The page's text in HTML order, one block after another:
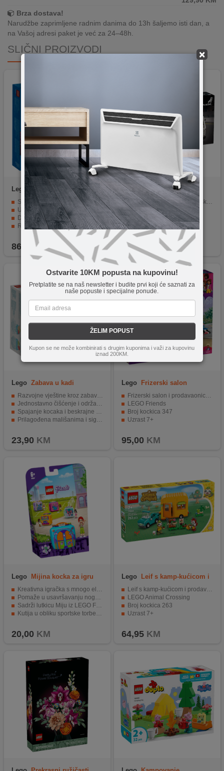
×
Ostvarite 10KM popusta na kupovinu!
Pretplatite se na naš newsletter i budite prvi koji će saznati za
naše popuste i specijalne ponude.
ŽELIM POPUST
Kupon se ne može kombinirati s drugim kuponima i važi za kupovinu
iznad 200KM.
Brza dostava!
Narudžbe zaprimljene radnim danima do 13h šaljemo isti dan, a
na Vašoj adresi paket je već za 24–48h.
SLIČNI PROIZVODI
Lego
Detektivske misije
vodene policije
Set se sastoji od 50 dijelova.
Uključuje tri mini figurice.
Dolazi sa detaljnim uputstvima.
Razvija kreativnost i sposobnost rješavanja problema.
Savršen za djecu od 5 godina pa naviše.
86,90 KM
Lego
Mack LR električni
smetljarko
Mack LR električni smetljarski kamion
LEGO Technic
Broj kockica 503
Uzrast 8+
75,95 KM
Lego Zabava u kadi
Razvojne vještine kroz zabavu u kadi.
Jednostavno čišćenje i održavanje higijene.
Spajanje kocaka i beskrajne mogućnosti igre.
Prilagođena mališanima i sigurna za korištenje.
23,90 KM
Lego Frizerski salon
Frizerski salon i prodavaonica dodataka
LEGO Friends
Broj kockica 347
Uzrast 7+
95,00 KM
Lego Mijina kocka za igru
Kreativna igračka s mnogo elemenata
Pomaže u usavršavanju nogometnih vještina
Sadrži lutkicu Miju iz LEGO Friends serije
Kutija u obliku sportske torbe za jednostavno spremanje
20,00 KM
Lego
Leif s kamp-kućicom i
prodavaonicom
Leif s kamp-kućicom i prodavnicom biljaka
LEGO Animal Crossing
Broj kockica 263
Uzrast 7+
64,95KM